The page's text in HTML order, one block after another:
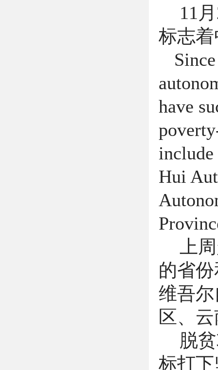
11 月
标志
have
Hui
上
的省
维吾
区、
脱
标打